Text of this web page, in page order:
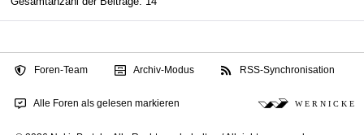
Foren-Team Archiv-Modus RSS-Synchronisation
Alle Foren als gelesen markieren W E R N I C K E